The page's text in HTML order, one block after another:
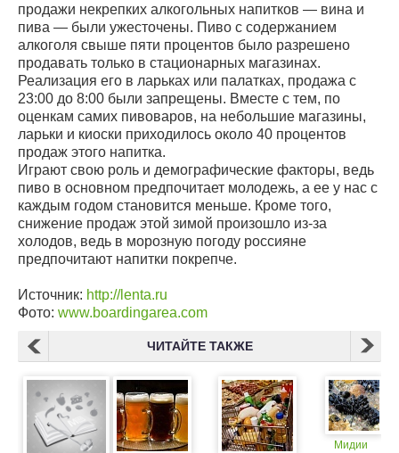
продажи некрепких алкогольных напитков — вина и
пива — были ужесточены. Пиво с содержанием
алкоголя свыше пяти процентов было разрешено
продавать только в стационарных магазинах.
Реализация его в ларьках или палатках, продажа с
23:00 до 8:00 были запрещены. Вместе с тем, по
оценкам самих пивоваров, на небольшие магазины,
ларьки и киоски приходилось около 40 процентов
продаж этого напитка.
Играют свою роль и демографические факторы, ведь
пиво в основном предпочитает молодежь, а ее у нас с
каждым годом становится меньше. Кроме того,
снижение продаж этой зимой произошло из-за
холодов, ведь в морозную погоду россияне
предпочитают напитки покрепче.
Источник: http://lenta.ru
Фото: www.boardingarea.com
ЧИТАЙТЕ ТАКЖЕ
Мидии